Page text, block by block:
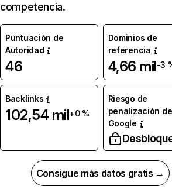
competencia.
Puntuación de
Autoridad
46
Dominios de
referencia
4,66 mil-3
Backlinks
102,54 mil+0 %
Riesgo de
penalización de
Google
Consigue más datos gratis →